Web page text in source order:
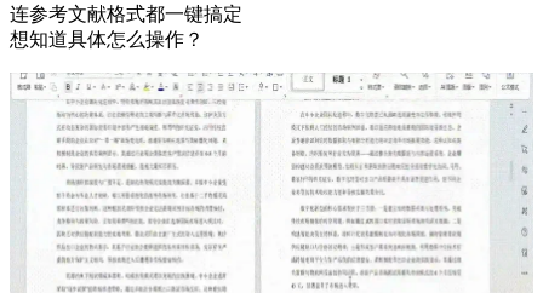
连参考文献格式都一键搞定
想知道具体怎么操作？